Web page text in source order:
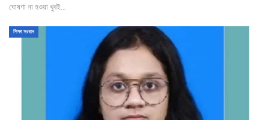
ঘোষণা না হওয়া খুবই…
শিক্ষা সংবাদ